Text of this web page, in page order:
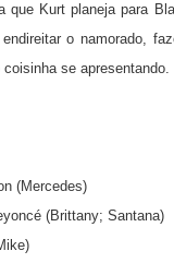
que Kurt planeja para
o namorado,
se
(Mercedes)
(Brittany; Santana)